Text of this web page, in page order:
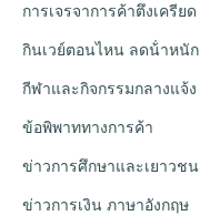
การเจรจาการค้าตึงเครียด
กินเวย์ตอนไหน ลดน้ําหนัก
กีฬาและกิจกรรมกลางแจ้ง
ข้อพิพาททางการค้า
ข่าวการศึกษาและเยาวชน
ข่าวการเงิน ภาษาอังกฤษ